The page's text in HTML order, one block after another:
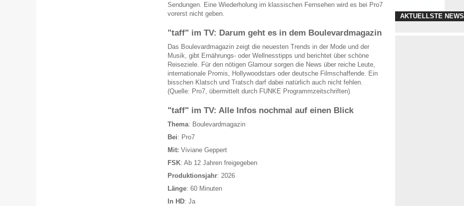
Sendungen. Eine Wiederholung im klassischen Fernsehen wird es bei Pro7
vorerst nicht geben.
"taff" im TV: Darum geht es in dem Boulevardmagazin
Das Boulevardmagazin zeigt die neuesten Trends in der Mode und der
Musik, gibt Ernährungs- oder Wellnesstipps und berichtet über schöne
Reiseziele. Für den nötigen Glamour sorgen die News über reiche Leute,
internationale Promis, Hollywoodstars oder deutsche Filmschaffende. Ein
bisschen Klatsch und Tratsch darf dabei natürlich auch nicht fehlen.
(Quelle: Pro7, übermittelt durch FUNKE Programmzeitschriften)
"taff" im TV: Alle Infos nochmal auf einen Blick
Thema: Boulevardmagazin
Bei: Pro7
Mit: Viviane Geppert
FSK: Ab 12 Jahren freigegeben
Produktionsjahr: 2026
Länge: 60 Minuten
In HD: Ja
AKTUELLSTE NEWS